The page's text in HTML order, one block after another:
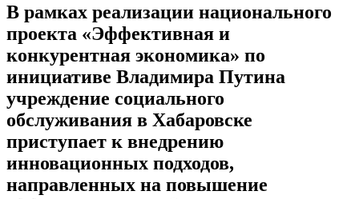
В рамках реализации национального
проекта «Эффективная и
конкурентная экономика» по
инициативе Владимира Путина
учреждение социального
обслуживания в Хабаровске
приступает к внедрению
инновационных подходов,
направленных на повышение